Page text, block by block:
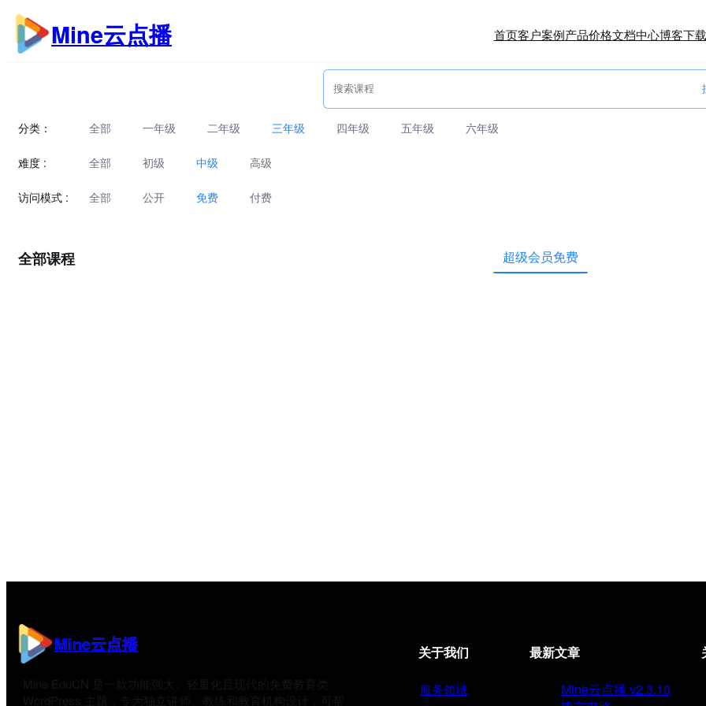
跳
至
内
Mine云点播 首页客户案例产品价格文档中心博客下载
分类： 全部 一年级 二年级 三年级 四年级 五年级 六年级
难度 : 全部 初级 中级 高级
访问模式 : 全部 公开 免费 付费
全部课程 超级会员免费
Mine云点播
Mine EduCN 是一款功能强大、轻量化且现代的免费教育类
WordPress 主题，专为独立讲师、教练和教育机构设计，可帮
关于我们
服务领域
最新文章
Mine云点播 v2.3.10